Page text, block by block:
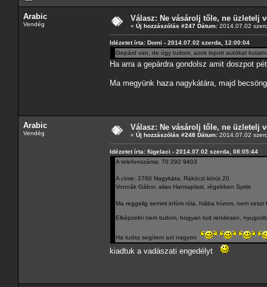
Arabic
Vendég
Válasz: Ne vásárolj tőle, ne üzletelj
« Új hozzászólás #247 Dátum: 2014.07.02
Idézetet írta: Domi - 2014.07.02 szerda, 12:00:04
Gepárd van, de úgy tudom, azok lopott autókat
Ha arra a gepárdra gondolsz amit doszpot
Ma megyünk haza nagykátára, majd
Arabic
Vendég
Válasz: Ne vásárolj tőle, ne üzletelj
« Új hozzászólás #248 Dátum: 2014.07.02
Idézetet írta: fügelaci - 2014.07.02 szerda, 08:05:44
A telefonszáma: 70 292 9403
A címe: 2760 Nagykáta, Rákóczi körút 20
Vonnák Gábor, alias Hansaplast, régebben Syrtis
Ma reggelig semmi infóm róla, hiába hívom, nem veszi
Elképzelni nem tudom, hogyan tud rendesen,
Ha tudsz segíteni azt nagyon
kiadtuk a vadászati engedélyt